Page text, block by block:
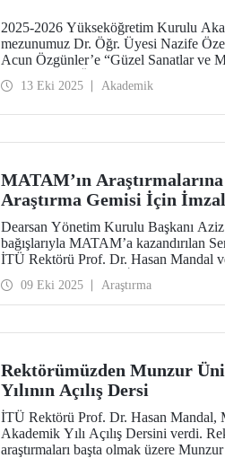
2025-2026 Yükseköğretim Kurulu
mezunumuz Dr. Öğr. Üyesi Nazife
Acun Özgünler’e “Güzel Sanatlar ve
tarafından takdim edildi.
13 Eki 2025 Akademik
MATAM’ın
Araştırma Gemisi İçin
Dearsan Yönetim Kurulu Başkanı Aziz
bağışlarıyla MATAM’a kazandırılan
İTÜ Rektörü Prof. Dr. Hasan Mandal
sahipliğinde bir imza töreni düzenlendi.
09 Eki 2025 Araştırma
Rektörümüzden Munzur
Yılının Açılış Dersi
İTÜ Rektörü Prof. Dr. Hasan Mandal,
Akademik Yılı Açılış Dersini verdi.
araştırmaları başta olmak üzere